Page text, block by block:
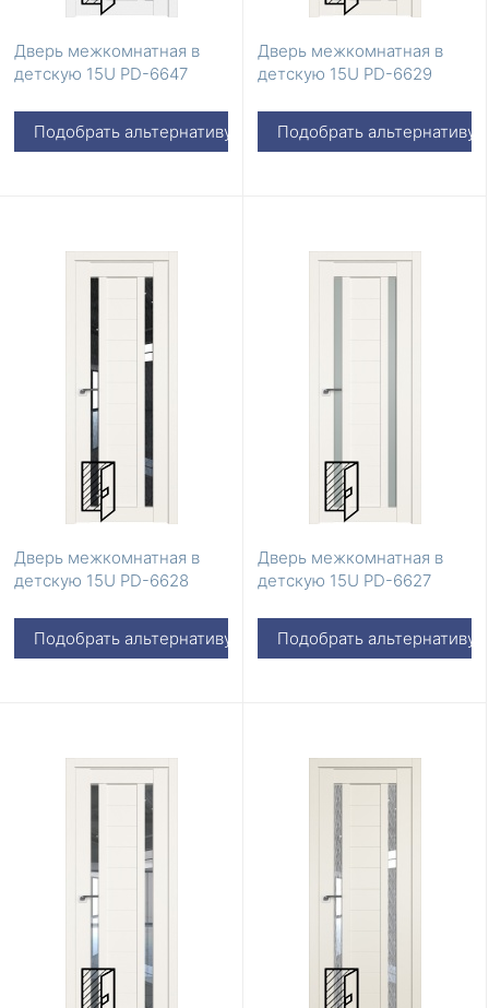
Дверь межкомнатная в
детскую 15U PD-6647
Подобрать альтернативу
Дверь межкомнатная в
детскую 15U PD-6629
Подобрать альтернативу
Дверь межкомнатная в
детскую 15U PD-6628
Подобрать альтернативу
Дверь межкомнатная в
детскую 15U PD-6627
Подобрать альтернативу